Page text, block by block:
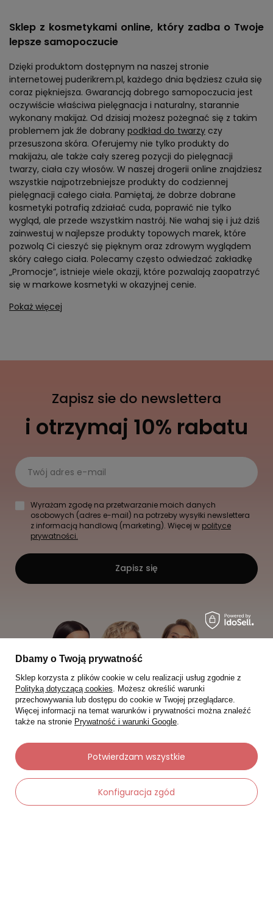
Sklep z kosmetykami online, który zadba o Twoje
lepsze samopoczucie
Dzięki produktom dostępnym na naszej stronie
internetowej puderikrem.pl, każdego dnia będziesz czuła się
coraz piękniejsza. Gwarancją dobrego samopoczucia jest
oczywiście właściwa pielęgnacja i naturalny, starannie
wykonany makijaż. Od dzisiaj możesz pożegnać się z takim
problemem jak źle dobrany podkład do twarzy czy
przesuszona skóra. Oferujemy nie tylko produkty do
makijażu, ale także cały szereg pozycji do pielęgnacji
twarzy, ciała czy włosów. W naszej drogerii online znajdziesz
wszystkie najpotrzebniejsze produkty do codziennej
pielęgnacji całego ciała. Pamiętaj, że dobrze dobrane
kosmetyki potrafią zdziałać cuda, poprawić nie tylko
wygląd, ale przede wszystkim nastrój. Nie wahaj się i już dziś
zainwestuj w najlepsze produkty topowych marek, które
pozwolą Ci cieszyć się pięknym oraz zdrowym wyglądem
skóry całego ciała. Polecamy często odwiedzać zakładkę
„Promocje”, istnieje wiele okazji, które pozwalają zaopatrzyć
się w markowe kosmetyki w okazyjnej cenie.
Pokaż więcej
Zapisz sie do newslettera
i otrzymaj 10% rabatu
Twój adres e-mail
Wyrażam zgodę na przetwarzanie moich danych
osobowych (adres e-mail) na potrzeby wysyłki newslettera
z informacją handlową (marketing). Więcej w polityce
prywatności.
Zapisz się
Moje zamówienia
Dbamy o Twoją prywatność
Sklep korzysta z plików cookie w celu realizacji usług zgodnie z
Polityką dotyczącą cookies. Możesz określić warunki
przechowywania lub dostępu do cookie w Twojej przeglądarce.
Więcej informacji na temat warunków i prywatności można znaleźć
także na stronie Prywatność i warunki Google.
Konfiguracja zgód
Potwierdzam wszystkie